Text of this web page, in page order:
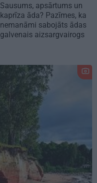
Sausums, apsārtums un
kaprīza āda? Pazīmes, ka
nemanāmi sabojāts ādas
galvenais aizsargvairogs